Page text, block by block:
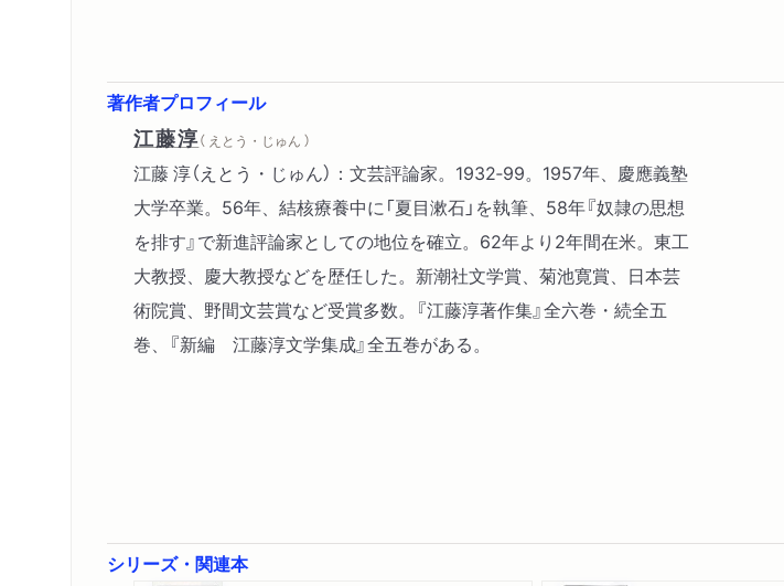
著作者プロフィール
江藤淳（ えとう・じゅん ）
江藤 淳（えとう・じゅん）：文芸評論家。1932‐99。1957年、慶應義塾
大学卒業。56年、結核療養中に「夏目漱石」を執筆、58年『奴隷の思想
を排す』で新進評論家としての地位を確立。62年より2年間在米。東工
大教授、慶大教授などを歴任した。新潮社文学賞、菊池寛賞、日本芸
術院賞、野間文芸賞など受賞多数。『江藤淳著作集』全六巻・続全五
巻、『新編 江藤淳文学集成』全五巻がある。
シリーズ・関連本